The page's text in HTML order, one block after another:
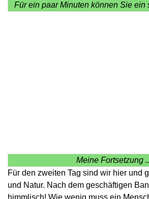
Für ein paar Minuten können Sie ein
Meine Fortsetzung
Für den zweiten Tag sind wir hier und
und Natur. Nach dem geschäftigen
himmlisch! Wie wenig muss ein